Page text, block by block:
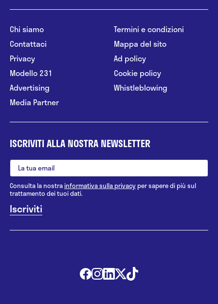
Chi siamo
Contattaci
Privacy
Modello 231
Advertising
Media Partner
Termini e condizioni
Mappa del sito
Ad policy
Cookie policy
Whistleblowing
ISCRIVITI ALLA NOSTRA NEWSLETTER
Consulta la nostrainformativa sulla privacy per sapere di più sul
trattamento dei tuoi dati.